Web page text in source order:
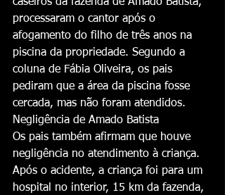
caseiros da fazenda de Amado Batista,
processaram o cantor após o
afogamento do filho de três anos na
piscina da propriedade. Segundo a
coluna de Fábia Oliveira, os pais
pediram que a área da piscina fosse
cercada, mas não foram atendidos.
Negligência de Amado Batista
Os pais também afirmam que houve
negligência no atendimento à criança.
Após o acidente, a criança foi para um
hospital no interior, 15 km da fazenda,